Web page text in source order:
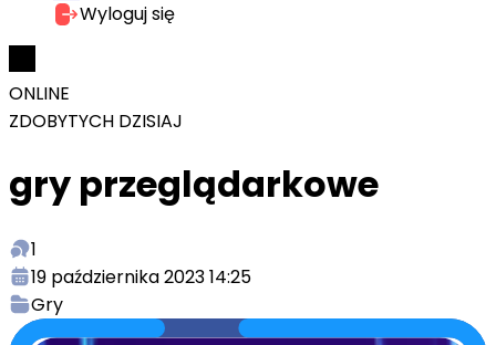
Wyloguj się
ONLINE
ZDOBYTYCH DZISIAJ
gry przeglądarkowe
1
19 października 2023 14:25
Gry